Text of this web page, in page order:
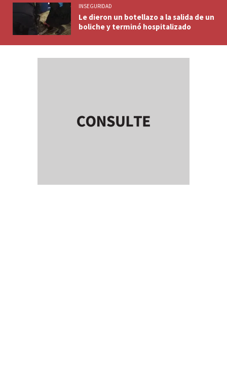
INSEGURIDAD
Le dieron un botellazo a la salida de un
boliche y terminó hospitalizado